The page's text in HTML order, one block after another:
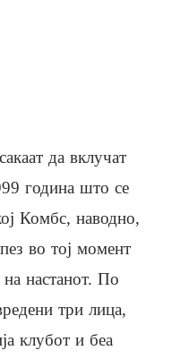
да вклучат
година што се
Комбс, наводно,
во тој момент
настанот. По
три лица,
клубот и беа